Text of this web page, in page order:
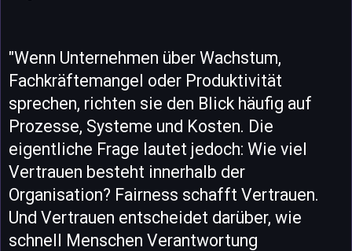
"Wenn Unternehmen über Wachstum,
Fachkräftemangel oder Produktivität
sprechen, richten sie den Blick häufig auf
Prozesse, Systeme und Kosten. Die
eigentliche Frage lautet jedoch: Wie viel
Vertrauen besteht innerhalb der
Organisation? Fairness schafft Vertrauen.
Und Vertrauen entscheidet darüber, wie
schnell Menschen Verantwortung